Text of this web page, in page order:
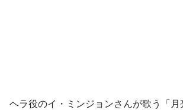
ヘラ役のイ・ミンジョンさんが歌う「